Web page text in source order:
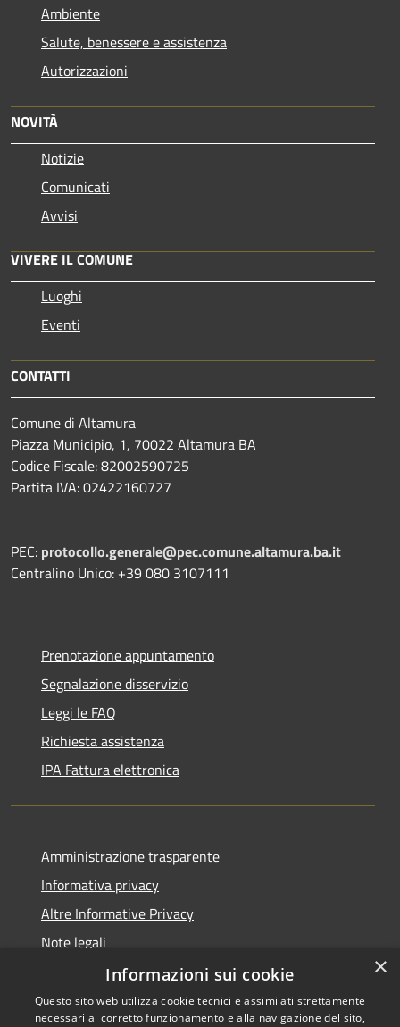
Ambiente
Salute, benessere e assistenza
Autorizzazioni
NOVITÀ
Notizie
Comunicati
Avvisi
VIVERE IL COMUNE
Luoghi
Eventi
CONTATTI
Comune di Altamura
Piazza Municipio, 1, 70022 Altamura BA
Codice Fiscale: 82002590725
Partita IVA: 02422160727
PEC: protocollo.generale@pec.comune.altamura.ba.it
Centralino Unico: +39 080 3107111
Prenotazione appuntamento
Segnalazione disservizio
Leggi le FAQ
Richiesta assistenza
IPA Fattura elettronica
Amministrazione trasparente
Informativa privacy
Altre Informative Privacy
Note legali
Dichiarazione di accessibilità
×
Informazioni sui cookie
Questo sito web utilizza cookie tecnici e assimilati strettamente
necessari al corretto funzionamento e alla navigazione del sito,